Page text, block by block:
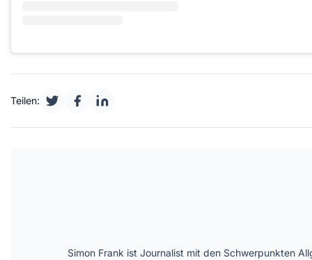
Teilen:
Simon Frank ist Journalist mit den Schwerpunkten